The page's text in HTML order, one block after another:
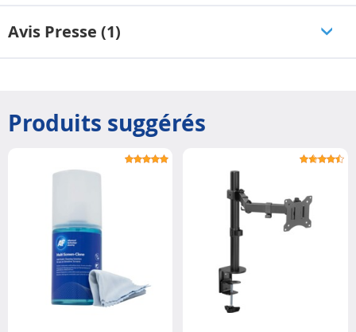
Avis Presse (1)
Produits suggérés